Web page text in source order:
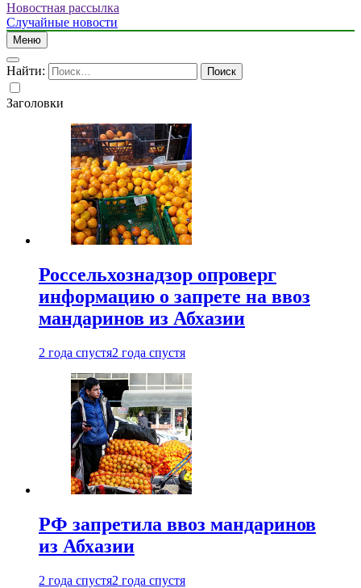
Новостная рассылка
Случайные новости
Меню
Найти:
Заголовки
Россельхознадзор опроверг
информацию о запрете на ввоз
мандаринов из Абхазии
2 года спустя2 года спустя
РФ запретила ввоз мандаринов
из Абхазии
2 года спустя2 года спустя